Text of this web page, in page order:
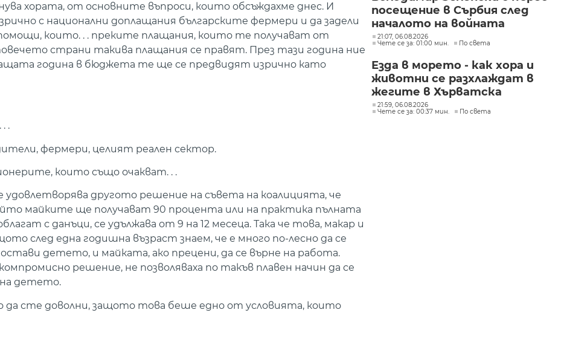
хората, от основните въпроси, които обсъждахме днес. И
с национални доплащания българските фермери и да задели
които. . . преките плащания, които те получават от
страни такива плащания се правят. През тази година ние
година в бюджета те ще се предвидят изрично като
.
фермери, целият реален сектор.
които също очакват. . .
удовлетворява другото решение на съвета на коалицията, че
майките ще получават 90 процента или на практика пълната
с данъци, се удължава от 9 на 12 месеца. Така че това, макар и
след една годишна възраст знаем, че е много по-лесно да се
детето, и майката, ако прецени, да се върне на работа.
решение, не позволяваха по такъв плавен начин да се
детето.
сте доволни, защото това беше едно от условията, които
посещение в Сърбия след
началото на войната
21:07, 06.08.2026
Чете се за: 01:00 мин.
По света
Езда в морето - как хора и
животни се разхлаждат в
жегите в Хърватска
21:59, 06.08.2026
Чете се за: 00:37 мин.
По света